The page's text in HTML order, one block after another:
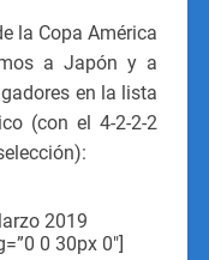
la Copa América
a Japón y a
en la lista
(con el 4-2-2-2
0 30px 0″]